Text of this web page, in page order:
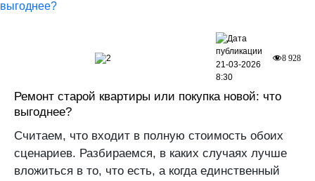
Ремонт старой квартиры или покупка новой: что
выгоднее?
Считаем, что входит в полную стоимость обоих
сценариев. Разбираемся, в каких случаях лучше
вложиться в то, что есть, а когда единственный
2 8 928
21-03-2026
8:30